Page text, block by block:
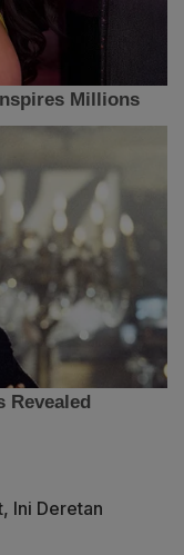
Ini Deretan